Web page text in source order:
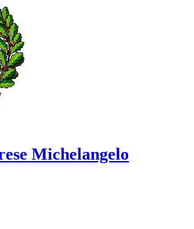
Michelangelo